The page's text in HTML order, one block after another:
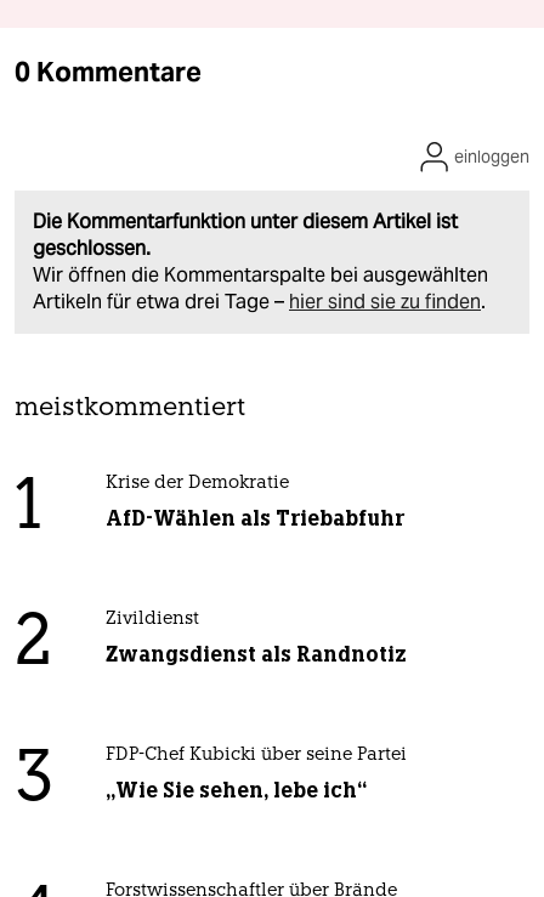
0 Kommentare
Die Kommentarfunktion unter diesem Artikel ist
geschlossen.
Wir öffnen die Kommentarspalte bei ausgewählten
Artikeln für etwa drei Tage – hier sind sie zu finden.
einloggen
meistkommentiert
1 Krise der Demokratie
AfD-Wählen als Triebabfuhr
2 Zivildienst
Zwangsdienst als Randnotiz
3 FDP-Chef Kubicki über seine Partei
„Wie Sie sehen, lebe ich“
Forstwissenschaftler über Brände